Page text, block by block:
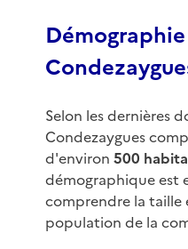
Selon les dernières
Condezaygues
d'environ 500
démographique est
comprendre la taille
population de la